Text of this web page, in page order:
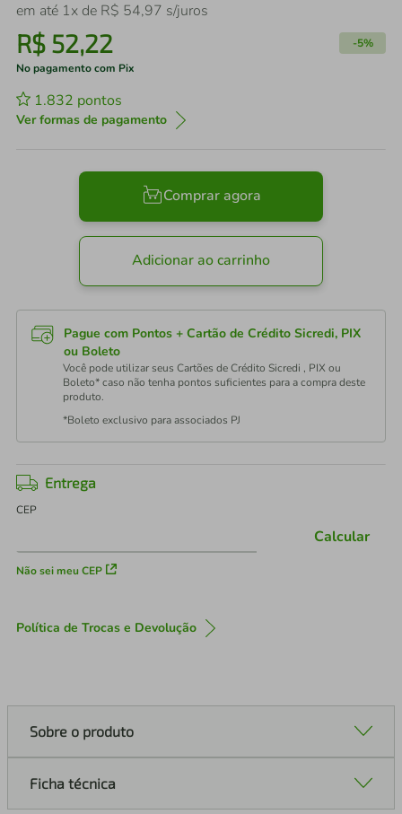
em até 1x de R$ 54,97 s/juros
R$ 52,22 -5%
No pagamento com Pix
1.832 pontos
Ver formas de pagamento
Comprar agora
Adicionar ao carrinho
Pague com Pontos + Cartão de Crédito Sicredi, PIX
ou Boleto
Você pode utilizar seus Cartões de Crédito Sicredi , PIX ou
Boleto* caso não tenha pontos suficientes para a compra deste
produto.
*Boleto exclusivo para associados PJ
Entrega
CEP
Não sei meu CEP
Calcular
Política de Trocas e Devolução
Sobre o produto
Ficha técnica